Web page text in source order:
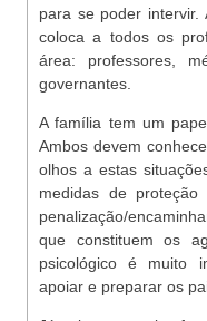
para se poder intervir.
coloca a todos os
área: professores,
governantes.
A família tem um
Ambos devem
olhos a estas
medidas de
penalização/
que constituem os
psicológico é muito
apoiar e preparar os